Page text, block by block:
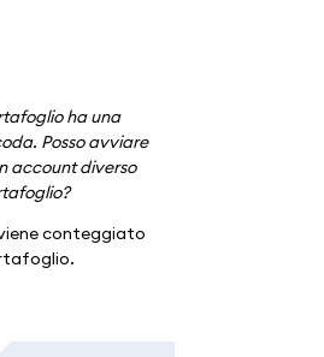
ha una
Posso avviare
account diverso
conteggiato